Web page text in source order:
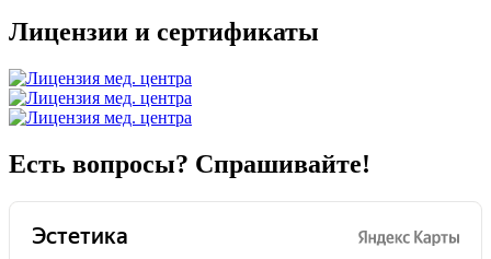
Лицензии и сертификаты
Есть вопросы? Спрашивайте!